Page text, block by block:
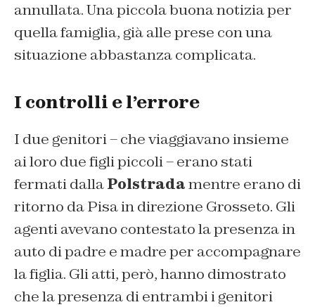
annullata. Una piccola buona notizia per
quella famiglia, già alle prese con una
situazione abbastanza complicata.
I controlli e l’errore
I due genitori – che viaggiavano insieme
ai loro due figli piccoli – erano stati
fermati dallaPolstradamentre erano di
ritorno da Pisa in direzione Grosseto. Gli
agenti avevano contestato la presenza in
auto di padre e madre per accompagnare
la figlia. Gli atti, però, hanno dimostrato
che la presenza di entrambi i genitori